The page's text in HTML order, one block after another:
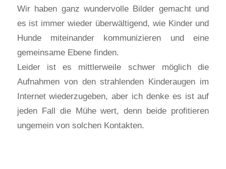
Wir haben ganz wundervolle Bilder gemacht und
es ist immer wieder überwältigend, wie Kinder und
Hunde miteinander kommunizieren und eine
gemeinsame Ebene finden.
Leider ist es mittlerweile schwer möglich die
Aufnahmen von den strahlenden Kinderaugen im
Internet wiederzugeben, aber ich denke es ist auf
jeden Fall die Mühe wert, denn beide profitieren
ungemein von solchen Kontakten.